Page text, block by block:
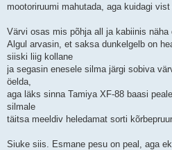
mootoriruumi mahutada, aga kuidagi vist
Värvi osas mis põhja all ja kabiinis näha
Algul arvasin, et saksa dunkelgelb on
siiski liig kollane
ja segasin enesele silma järgi sobiva
öelda,
aga läks sinna Tamiya XF-88 baasi
silmale
täitsa meeldiv heledamat sorti
Siuke siis. Esmane pesu on peal, aga